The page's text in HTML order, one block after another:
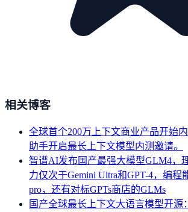
相关博客
全球首个200万上下文商业产品开始
助手开启最长上下文模型内测邀请。
智谱AI发布国产最强大模型GLM4，
力仅次于Gemini Ultra和GPT-4，编程
pro，还有对标GPTs商店的GLMs
国产全球最长上下文大语言模型开源